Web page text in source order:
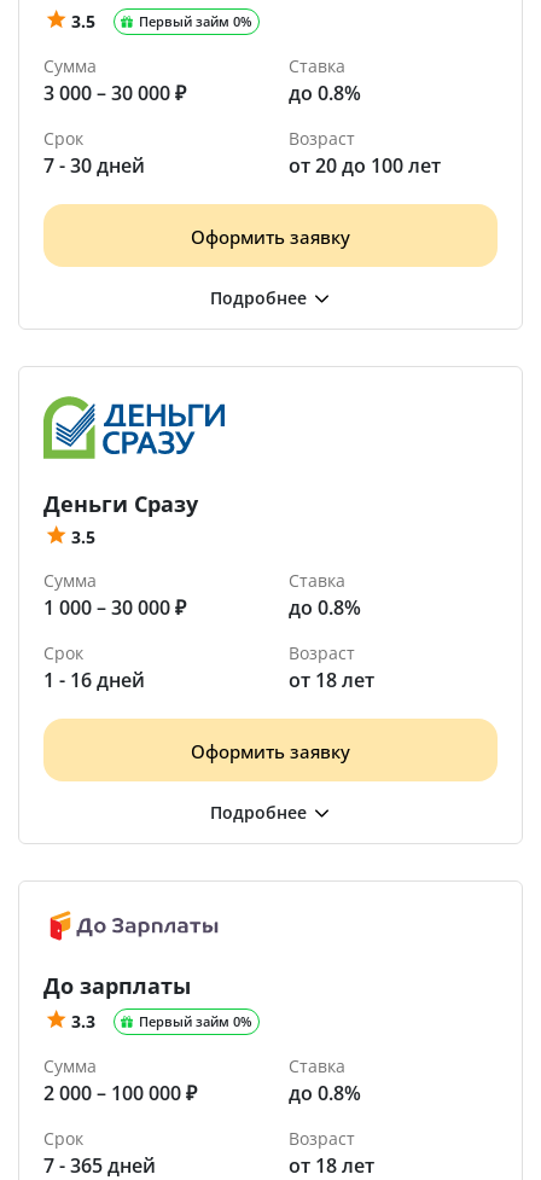
3.5 Первый займ 0%
Сумма
3 000 – 30 000 ₽
Ставка
до 0.8%
Срок
7 - 30 дней
Возраст
от 20 до 100 лет
Оформить заявку
Деньги Сразу
3.5
Сумма
1 000 – 30 000 ₽
Ставка
до 0.8%
Срок
1 - 16 дней
Возраст
от 18 лет
Оформить заявку
До зарплаты
3.3 Первый займ 0%
Сумма
2 000 – 100 000 ₽
Ставка
до 0.8%
Срок
7 - 365 дней
Возраст
от 18 лет